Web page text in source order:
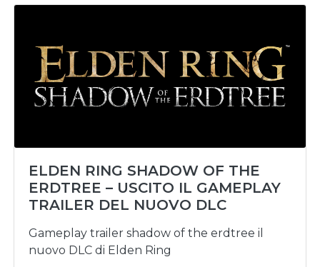
ELDEN RING SHADOW OF THE
ERDTREE – USCITO IL GAMEPLAY
TRAILER DEL NUOVO DLC
Gameplay trailer shadow of the erdtree il
nuovo DLC di Elden Ring